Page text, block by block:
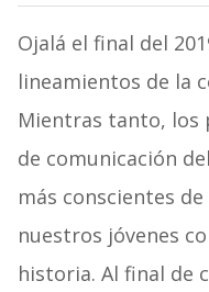
Ojalá el final del
lineamientos de la
Mientras tanto, los
de comunicación
más conscientes
nuestros jóvenes
historia. Al final de